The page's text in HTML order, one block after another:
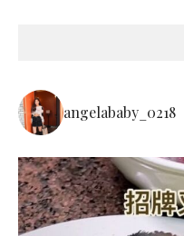
angelababy_0218